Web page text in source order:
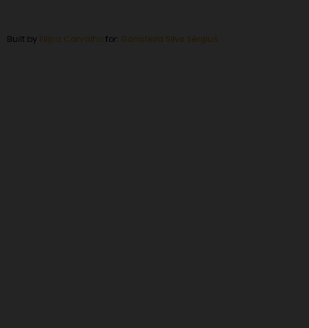
Built by Filipa Carvalhofor: Garrafeira Silva Sérgius